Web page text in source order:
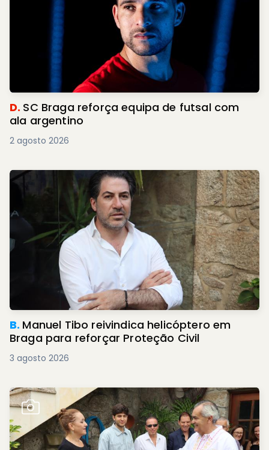
D. SC Braga reforça equipa de futsal com
ala argentino
2 agosto 2026
B. Manuel Tibo reivindica helicóptero em
Braga para reforçar Proteção Civil
3 agosto 2026